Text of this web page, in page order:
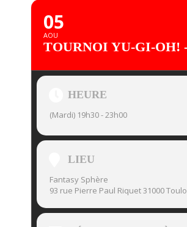
05
AOU
TOURNOI YU-GI-OH!
HEURE
(Mardi) 19h30 - 23h00
LIEU
Fantasy Sphère
93 rue Pierre Paul Riquet 31000